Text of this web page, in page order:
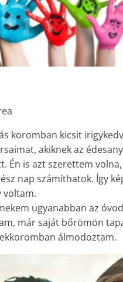
koromban kicsit
akiknek az
Én is azt szerettem
nap számíthatok. Így
voltam.
ugyanabban az
már saját bőrömön
álmodoztam.